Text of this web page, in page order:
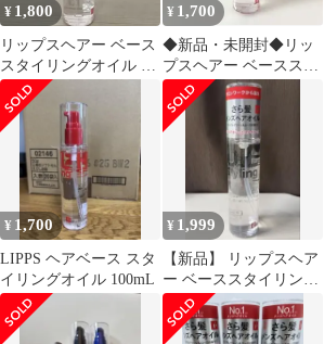
¥ 1,800
リップスヘアー ベース
スタイリングオイル 無
香料
¥ 1,700
◆新品・未開封◆リッ
プスヘアー ベーススタ
イリングオイル
¥ 1,700
LIPPS ヘアベース スタ
イリングオイル 100mL
¥ 1,999
【新品】 リップスヘア
ー ベーススタイリング
オイル 黒 スタイリング
ヘアオイル